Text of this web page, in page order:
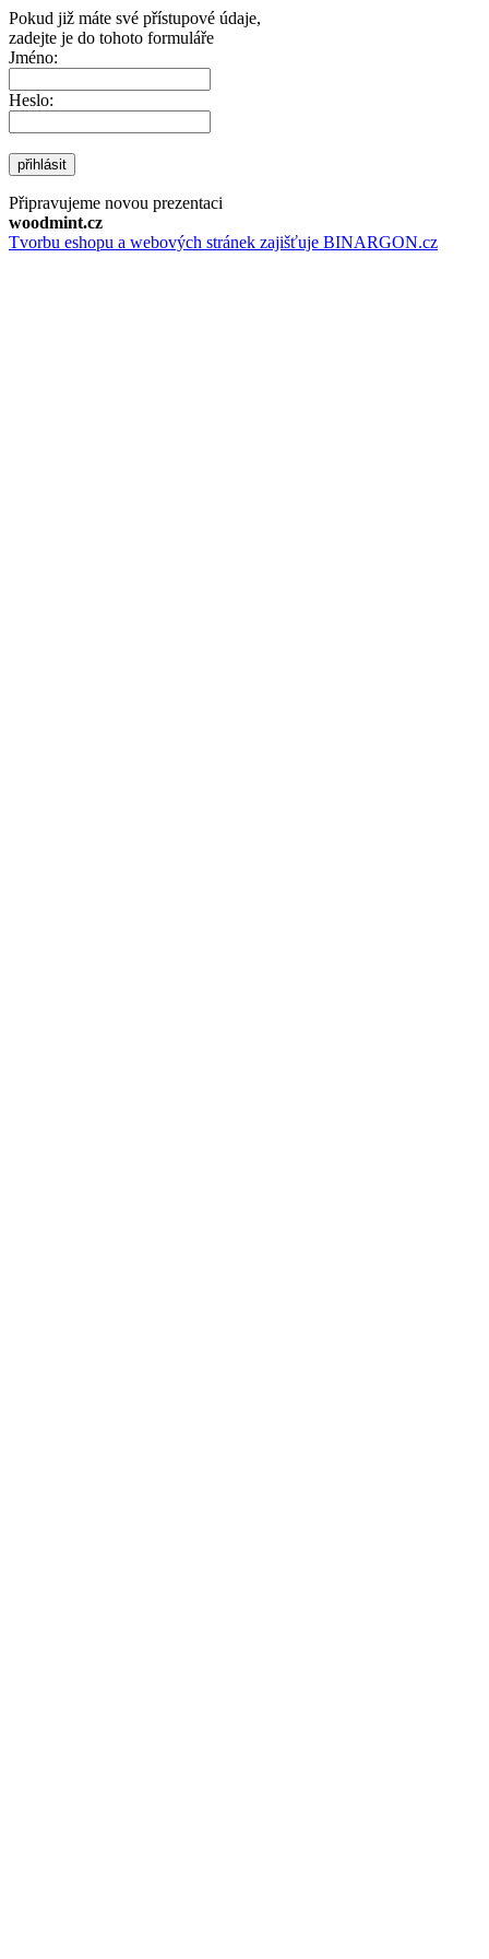
Pokud již máte své přístupové údaje,
zadejte je do tohoto formuláře
Jméno:
Heslo:
přihlásit
Připravujeme novou prezentaci
woodmint.cz
Tvorbu eshopu a webových stránek zajišťuje BINARGON.cz